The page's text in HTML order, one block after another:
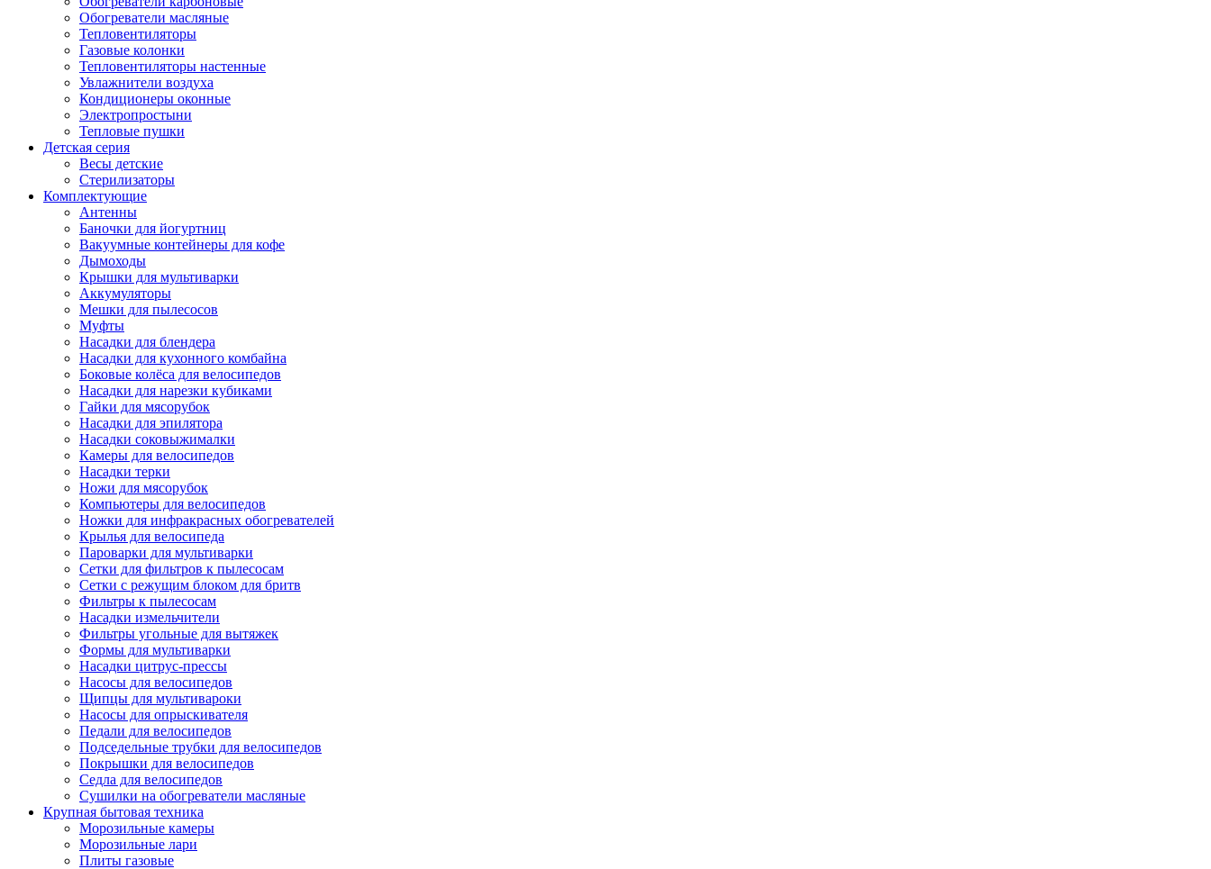
Обогреватели масляные
Тепловентиляторы
Газовые колонки
Тепловентиляторы настенные
Увлажнители воздуха
Кондиционеры оконные
Электропростыни
Тепловые пушки
Детская серия
Весы детские
Стерилизаторы
Комплектующие
Антенны
Баночки для йогуртниц
Вакуумные контейнеры для кофе
Дымоходы
Крышки для мультиварки
Аккумуляторы
Мешки для пылесосов
Муфты
Насадки для блендера
Насадки для кухонного комбайна
Боковые колёса для велосипедов
Насадки для нарезки кубиками
Гайки для мясорубок
Насадки для эпилятора
Насадки соковыжималки
Камеры для велосипедов
Насадки терки
Ножи для мясорубок
Компьютеры для велосипедов
Ножки для инфракрасных обогревателей
Крылья для велосипеда
Пароварки для мультиварки
Сетки для фильтров к пылесосам
Сетки с режущим блоком для бритв
Фильтры к пылесосам
Насадки измельчители
Фильтры угольные для вытяжек
Формы для мультиварки
Насадки цитрус-прессы
Насосы для велосипедов
Щипцы для мультивароки
Насосы для опрыскивателя
Педали для велосипедов
Подседельные трубки для велосипедов
Покрышки для велосипедов
Седла для велосипедов
Сушилки на обогреватели масляные
Крупная бытовая техника
Морозильные камеры
Морозильные лари
Плиты газовые